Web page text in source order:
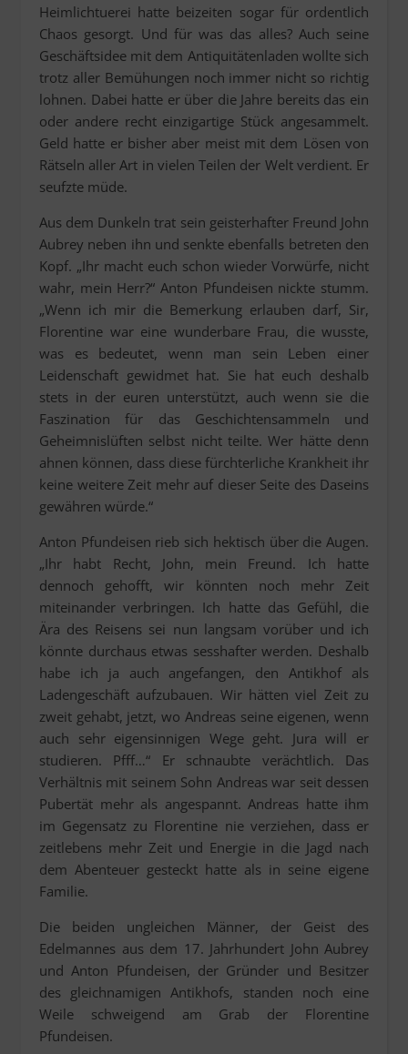
Heimlichtuerei hatte beizeiten sogar für ordentlich
Chaos gesorgt. Und für was das alles? Auch seine
Geschäftsidee mit dem Antiquitätenladen wollte sich
trotz aller Bemühungen noch immer nicht so richtig
lohnen. Dabei hatte er über die Jahre bereits das ein
oder andere recht einzigartige Stück angesammelt.
Geld hatte er bisher aber meist mit dem Lösen von
Rätseln aller Art in vielen Teilen der Welt verdient. Er
seufzte müde.
Aus dem Dunkeln trat sein geisterhafter Freund John
Aubrey neben ihn und senkte ebenfalls betreten den
Kopf. „Ihr macht euch schon wieder Vorwürfe, nicht
wahr, mein Herr?“ Anton Pfundeisen nickte stumm.
„Wenn ich mir die Bemerkung erlauben darf, Sir,
Florentine war eine wunderbare Frau, die wusste,
was es bedeutet, wenn man sein Leben einer
Leidenschaft gewidmet hat. Sie hat euch deshalb
stets in der euren unterstützt, auch wenn sie die
Faszination für das Geschichtensammeln und
Geheimnislüften selbst nicht teilte. Wer hätte denn
ahnen können, dass diese fürchterliche Krankheit ihr
keine weitere Zeit mehr auf dieser Seite des Daseins
gewähren würde.“
Anton Pfundeisen rieb sich hektisch über die Augen.
„Ihr habt Recht, John, mein Freund. Ich hatte
dennoch gehofft, wir könnten noch mehr Zeit
miteinander verbringen. Ich hatte das Gefühl, die
Ära des Reisens sei nun langsam vorüber und ich
könnte durchaus etwas sesshafter werden. Deshalb
habe ich ja auch angefangen, den Antikhof als
Ladengeschäft aufzubauen. Wir hätten viel Zeit zu
zweit gehabt, jetzt, wo Andreas seine eigenen, wenn
auch sehr eigensinnigen Wege geht. Jura will er
studieren. Pfff…“ Er schnaubte verächtlich. Das
Verhältnis mit seinem Sohn Andreas war seit dessen
Pubertät mehr als angespannt. Andreas hatte ihm
im Gegensatz zu Florentine nie verziehen, dass er
zeitlebens mehr Zeit und Energie in die Jagd nach
dem Abenteuer gesteckt hatte als in seine eigene
Familie.
Die beiden ungleichen Männer, der Geist des
Edelmannes aus dem 17. Jahrhundert John Aubrey
und Anton Pfundeisen, der Gründer und Besitzer
des gleichnamigen Antikhofs, standen noch eine
Weile schweigend am Grab der Florentine
Pfundeisen.